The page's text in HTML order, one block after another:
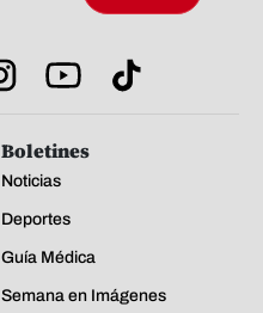
Boletines
Noticias
Deportes
Guía Médica
Semana en Imágenes